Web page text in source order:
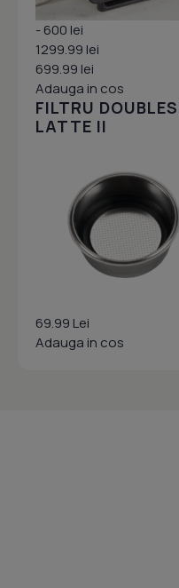
- 600 lei
1299.99 lei
699.99 lei
Adauga in cos
FILTRU
LATTE II
69.99 Lei
Adauga in cos